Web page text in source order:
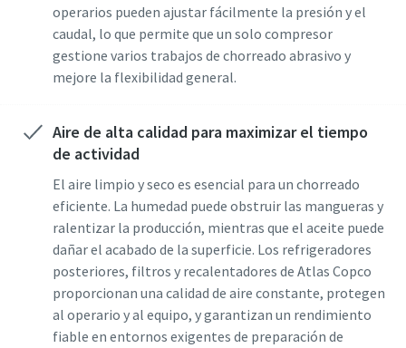
operarios pueden ajustar fácilmente la presión y el
caudal, lo que permite que un solo compresor
gestione varios trabajos de chorreado abrasivo y
mejore la flexibilidad general.
Aire de alta calidad para maximizar el tiempo
de actividad
El aire limpio y seco es esencial para un chorreado
eficiente. La humedad puede obstruir las mangueras y
ralentizar la producción, mientras que el aceite puede
dañar el acabado de la superficie. Los refrigeradores
posteriores, filtros y recalentadores de Atlas Copco
proporcionan una calidad de aire constante, protegen
al operario y al equipo, y garantizan un rendimiento
fiable en entornos exigentes de preparación de